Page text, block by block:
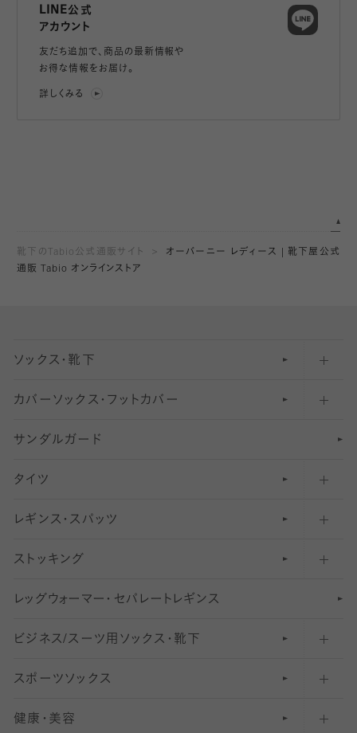
LINE公式
アカウント
友だち追加で、 商品の最新情報や
お得な情報をお届け。
詳しくみる
靴下のTabio公式通販サイト
オーバーニー レディース | 靴下屋公式
通販 Tabio オンラインストア
ソックス・靴下
五本指ソックス・靴下
足袋ソックス・靴下
無地・プレーンソックス・靴下
柄ソックス・靴下
スニーカー（くるぶし）用ソックス
アンクル・ショートソックス（くるぶし上）
クルーソックス（ふくらはぎ下）
ハイソックス
オーバーニー・ニーハイソックス
カバーソックス・フットカバー
フットカバー・カバーソックス（深め）
フットカバー・カバーソックス（ふつう）
フットカバー・カバーソックス（浅め）
サンダルガード
タイツ
30デニール以下のタイツ（薄手タイツ）
31〜40デニールタイツ
41〜60デニールタイツ
61〜80デニールタイツ
81 〜110デニールタイツ
111〜210デニールタイツ
レギンス・スパッツ
柄レギンス
無地レギンス
レギンスパンツ（レギパン）
マタニティレギンス
5 分丈
ストッキング
伝線しにくいストッキング
ショートストッキング
結婚式用ストッキング
美脚ストッキング
レッ グ ウォー マー ・ セパレー ト レ ギンス
ビジネス/スーツ用 ソックス・靴下
匠シリーズ
フレッシャーズ向けソックス・靴下
スポーツソックス
ランニングソックス・靴下
健康・美容